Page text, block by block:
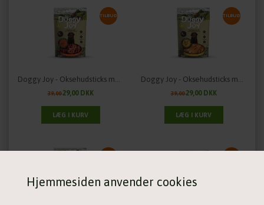
Hjemmesiden anvender cookies
TILBUD
Doggy Joy - Oksehudsticks med Andefillet
39,0029,00 DKK
TILBUD
Doggy Joy - Oksehudsticks med Kyllingefillet
39,0029,00 DKK